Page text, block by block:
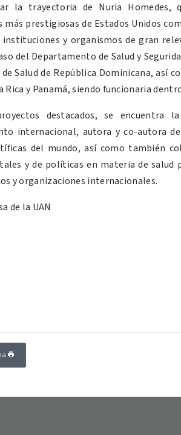
la trayectoria de Nuria Homedes,
más prestigiosas de Estados Unidos
y organismos de gran
del Departamento de Salud y
Salud de República Dominicana, así
Rica y Panamá, siendo funcionaria
destacados, se encuentra
internacional, autora y co-autora
del mundo, así como también
y de políticas en materia de salud
y organizaciones internacionales.
de la UAN